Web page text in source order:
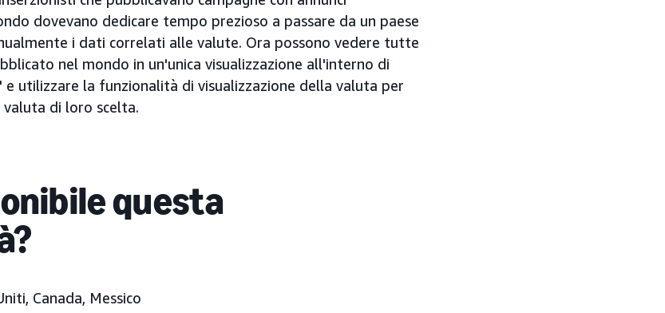
dovevano dedicare tempo prezioso a passare da un paese
i dati correlati alle valute. Ora possono vedere tutte
nel mondo in un'unica visualizzazione all'interno di
e utilizzare la funzionalità di visualizzazione della valuta per
di loro scelta.
questa
Canada, Messico